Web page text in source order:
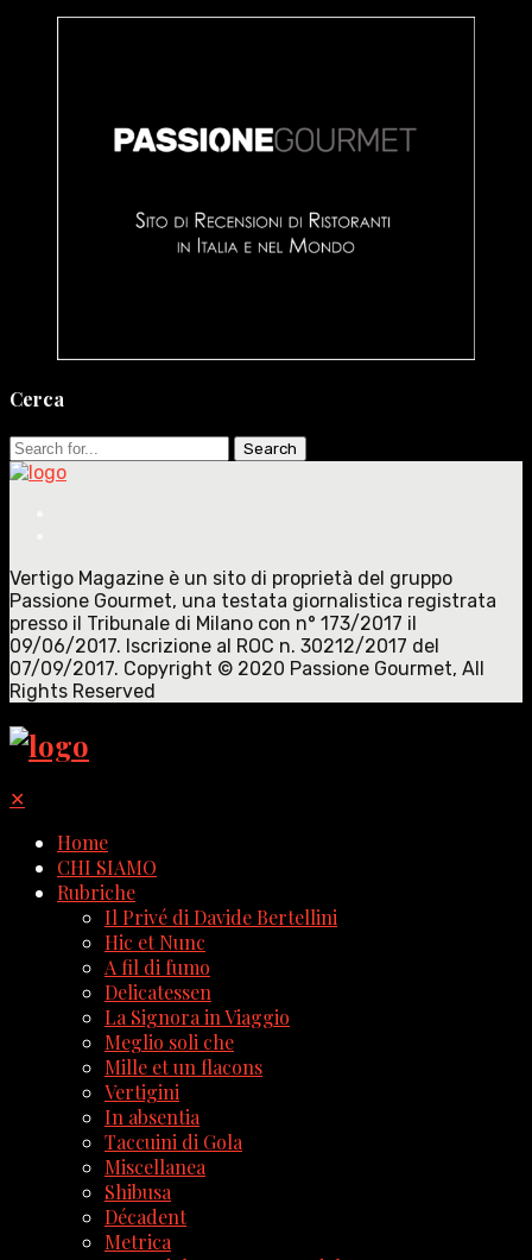
Cerca
Search
for:
Vertigo Magazine è un sito di proprietà del gruppo
Passione Gourmet, una testata giornalistica registrata
presso il Tribunale di Milano con n° 173/2017 il
09/06/2017. Iscrizione al ROC n. 30212/2017 del
07/09/2017. Copyright © 2020 Passione Gourmet, All
Rights Reserved
✕
Home
CHI SIAMO
Rubriche
Il Privé di Davide Bertellini
Hic et Nunc
A fil di fumo
Delicatessen
La Signora in Viaggio
Meglio soli che
Mille et un flacons
Vertigini
In absentia
Taccuini di Gola
Miscellanea
Shibusa
Décadent
Metrica